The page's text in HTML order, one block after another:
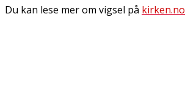
Du kan lese mer om vigsel på kirken.no